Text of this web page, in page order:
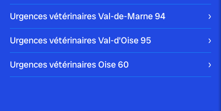
Blog
Urgences vétérinaires Val-de-Marne94
Urgences vétérinaires Val-d'Oise95
Urgences vétérinaires Oise60